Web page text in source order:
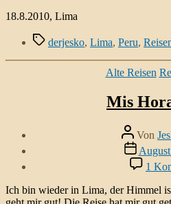
18.8.2010, Lima
Schlagwörter
derjesko, Lima, Peru,
Alte Reisen
Mis
Von
1
Ich bin wieder in Lima, der Himmel